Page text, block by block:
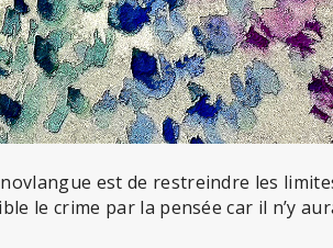
est de restreindre les
le crime par la pensée car il n’y